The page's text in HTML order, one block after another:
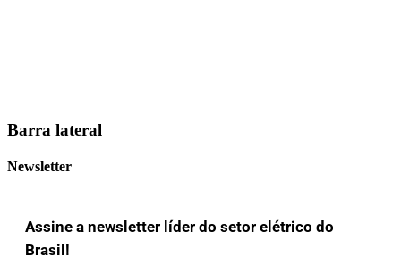
Barra lateral
Newsletter
Assine a newsletter líder do setor elétrico do
Brasil!